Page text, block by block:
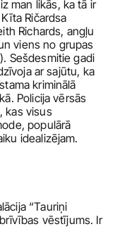
man likās, ka tā ir
Ričardsa
Richards, angļu
viens no grupas
Sešdesmitie gadi
ar sajūtu, ka
kriminālā
Policija vērsās
kas visus
populārā
idealizējam.
“Tauriņi
vēstījums. Ir